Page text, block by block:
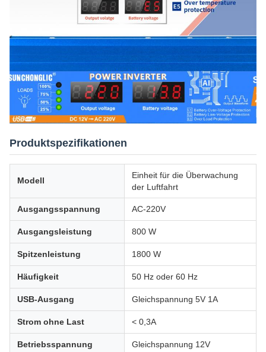
Produktspezifikationen
Modell
Einheit für die Überwachung
der Luftfahrt
Ausgangsspannung AC-220V
Ausgangsleistung 800 W
Spitzenleistung 1800 W
Häufigkeit 50 Hz oder 60 Hz
USB-Ausgang Gleichspannung 5V 1A
Strom ohne Last < 0,3A
Betriebsspannung Gleichspannung 12V